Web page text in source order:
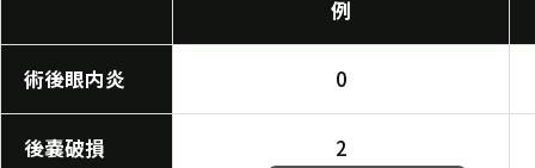
例
術後眼内炎 0
後嚢破損 2